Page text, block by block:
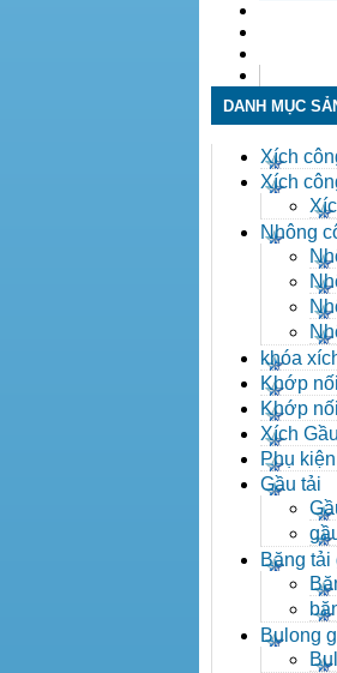
DANH MỤC
Xích
Toàn
Xích
Nhông
khóa
- khóa
Khớp
Khớp
Xích
Phụ
Gầu tải
Băng tải
Bulong